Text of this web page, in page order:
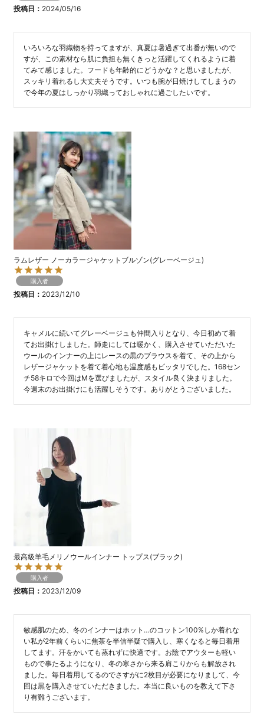
投稿日 2024/05/16
いろいろな羽織物を持ってますが、真夏は暑過ぎて出番が無いので
すが、この素材なら肌に負担も無くきっと活躍してくれるように着
てみて感じました。フードも年齢的にどうかな？と思いましたが、
スッキリ着れるし大丈夫そうです。いつも腕が日焼けしてしまうの
で今年の夏はしっかり羽織っておしゃれに過ごしたいです。
ラムレザー ノーカラージャケットブルゾン(グレーベージュ)
購入者
投稿日 2023/12/10
キャメルに続いてグレーベージュも仲間入りとなり、今日初めて着
てお出掛けしました。師走にしては暖かく、購入させていただいた
ウールのインナーの上にレースの黒のブラウスを着て、その上から
レザージャケットを着て着心地も温度感もピッタリでした。168セン
チ58キロで今回はMを選びましたが、スタイル良く決まりました。
今週末のお出掛けにも活躍しそうです。ありがとうございました。
最高級羊毛メリノウールインナー トップス(ブラック)
購入者
投稿日 2023/12/09
敏感肌のため、冬のインナーはホット…のコットン100%しか着れな
い私が2年前くらいに焦茶を半信半疑で購入し、寒くなると毎日着用
してます。汗をかいても蒸れずに快適です。お陰でアウターも軽い
もので事たるようになり、冬の寒さから来る肩こりからも解放され
ました。毎日着用してるのでさすがに2枚目が必要になりまして、今
回は黒を購入させていただきました。本当に良いものを教えて下さ
り有難うございます。